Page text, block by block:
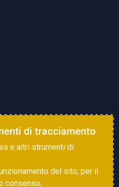
di tracciamento
e altri strumenti di
del sito, per il
consenso;